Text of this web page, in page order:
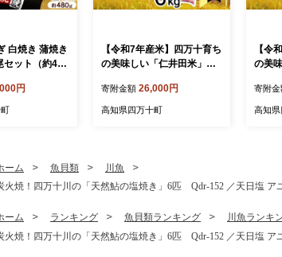
白焼き 蒲焼き
セット（約480
焼 白焼 国産
ぎ 蒲焼き 肉
円
【令和7年産米】四万十育ち
の美味しい「仁井田米」
セット） 米 米 おこめ 精米
特別栽培米 受賞 おいしい
寄附金額 26,000円
高知県四万十町
【令
の美
g） 米
米 香
寄附金
高知
ーム 魚貝類
川魚
火焼！四万十川の「天然鮎の塩焼き」6匹 Qdr-152 ／天日塩
ーム ランキング 魚貝類ランキング
川魚ランキ
火焼！四万十川の「天然鮎の塩焼き」6匹 Qdr-152 ／天日塩